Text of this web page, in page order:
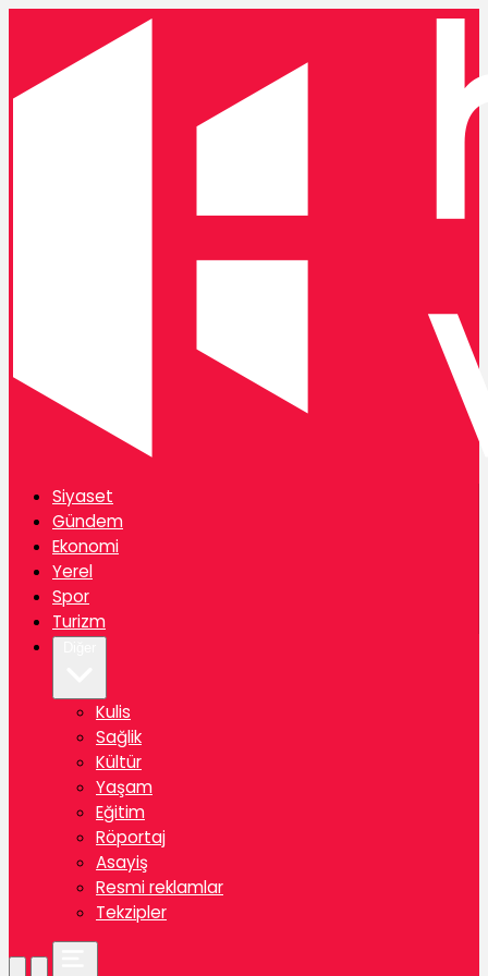
Siyaset
Gündem
Ekonomi
Yerel
Spor
Turizm
Kulis
Sağlik
Kültür
Yaşam
Eğitim
Röportaj
Asayiş
Resmi reklamlar
Tekzipler